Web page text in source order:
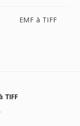
EMF à TIFF
TIFF